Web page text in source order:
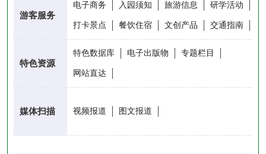
游客服务
电子商务 入园须知 旅游信息 研学活动
打卡景点 餐饮住宿 文创产品 交通指南
特色资源
特色数据库 电子出版物 专题栏目
网站直达
媒体扫描 视频报道 图文报道